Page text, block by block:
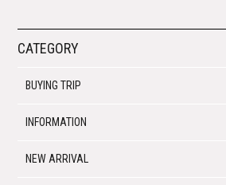
CATEGORY
BUYING TRIP
INFORMATION
NEW ARRIVAL